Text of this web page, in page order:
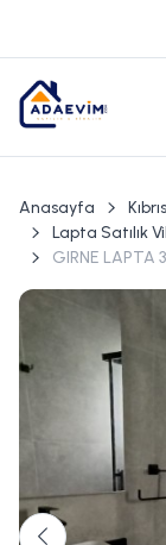
Anasayfa
Lapta Satılık
GIRNE LAPTA